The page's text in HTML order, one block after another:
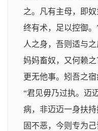
之。凡有主母，即
终有术，足以控御
人之身，吾则适与
妈妈畜奴，又何赖之
更无他事。矧吾之宿
“君见毋乃过执。迈
病，非迈迈一身扶
固不恶，今则专为